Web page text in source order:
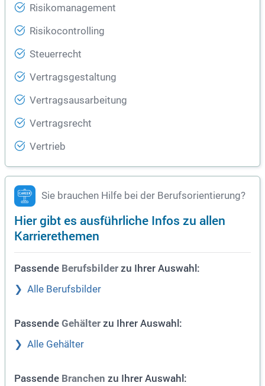
Risikomanagement
Risikocontrolling
Steuerrecht
Vertragsgestaltung
Vertragsausarbeitung
Vertragsrecht
Vertrieb
Sie brauchen Hilfe bei der Berufsorientierung?
Hier gibt es ausführliche Infos zu allen
Karrierethemen
Passende Berufsbilder zu Ihrer Auswahl:
Alle Berufsbilder
Passende Gehälter zu Ihrer Auswahl:
Alle Gehälter
Passende Branchen zu Ihrer Auswahl: